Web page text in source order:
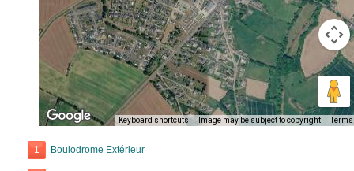
Keyboard shortcuts Image may be subject to copyright Terms
1 Boulodrome Extérieur